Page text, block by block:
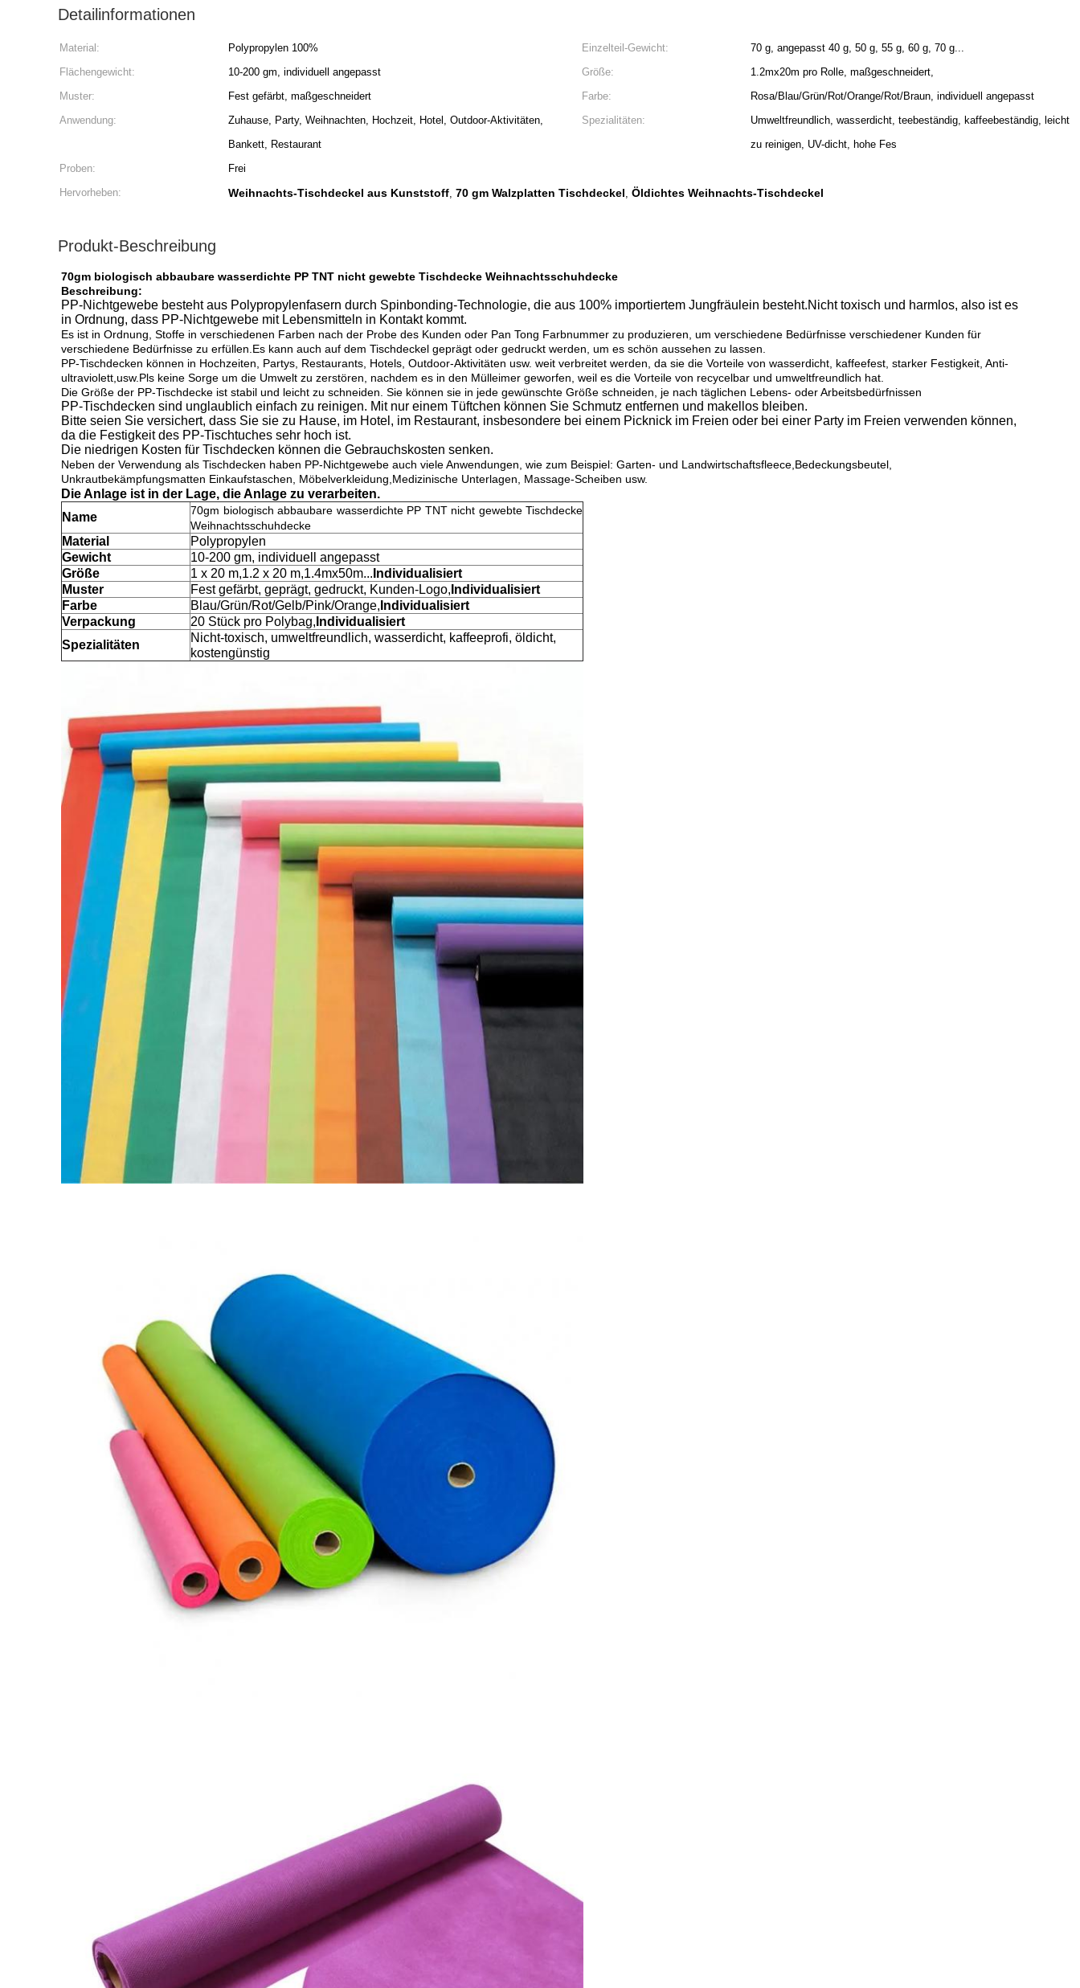
Detailinformationen
Material: Polypropylen 100% Einzelteil-Gewicht:
70 g, angepasst 40 g, 50 g, 55 g, 60 g, 70 g...
Flächengewicht:
10-200 gm, individuell angepasst Größe:
1.2mx20m pro Rolle, maßgeschneidert,
Muster:
Fest gefärbt, maßgeschneidert Farbe:
Rosa/Blau/Grün/Rot/Orange/Rot/Braun, individuell angepasst
Anwendung:
Zuhause, Party, Weihnachten, Hochzeit, Hotel, Outdoor-Aktivitäten,
Bankett, Restaurant
Spezialitäten:
Umweltfreundlich, wasserdicht, teebeständig, kaffeebeständig, leicht
zu reinigen, UV-dicht, hohe Fes
Proben:
Frei
Hervorheben:
Weihnachts-Tischdeckel aus Kunststoff, 70 gm Walzplatten Tischdeckel, Öldichtes Weihnachts-Tischdeckel
Produkt-Beschreibung
70gm biologisch abbaubare wasserdichte PP TNT nicht gewebte Tischdecke Weihnachtsschuhdecke
Beschreibung:
PP-Nichtgewebe besteht aus Polypropylenfasern durch Spinbonding-Technologie, die aus 100% importiertem Jungfräulein besteht.Nicht toxisch und harmlos, also ist es
in Ordnung, dass PP-Nichtgewebe mit Lebensmitteln in Kontakt kommt.
Es ist in Ordnung, Stoffe in verschiedenen Farben nach der Probe des Kunden oder Pan Tong Farbnummer zu produzieren, um verschiedene Bedürfnisse verschiedener Kunden für
verschiedene Bedürfnisse zu erfüllen.Es kann auch auf dem Tischdeckel geprägt oder gedruckt werden, um es schön aussehen zu lassen.
PP-Tischdecken können in Hochzeiten, Partys, Restaurants, Hotels, Outdoor-Aktivitäten usw. weit verbreitet werden, da sie die Vorteile von wasserdicht, kaffeefest, starker Festigkeit, Anti-
ultraviolett,usw.Pls keine Sorge um die Umwelt zu zerstören, nachdem es in den Mülleimer geworfen, weil es die Vorteile von recycelbar und umweltfreundlich hat.
Die Größe der PP-Tischdecke ist stabil und leicht zu schneiden. Sie können sie in jede gewünschte Größe schneiden, je nach täglichen Lebens- oder Arbeitsbedürfnissen
PP-Tischdecken sind unglaublich einfach zu reinigen. Mit nur einem Tüftchen können Sie Schmutz entfernen und makellos bleiben.
Bitte seien Sie versichert, dass Sie sie zu Hause, im Hotel, im Restaurant, insbesondere bei einem Picknick im Freien oder bei einer Party im Freien verwenden können,
da die Festigkeit des PP-Tischtuches sehr hoch ist.
Die niedrigen Kosten für Tischdecken können die Gebrauchskosten senken.
Neben der Verwendung als Tischdecken haben PP-Nichtgewebe auch viele Anwendungen, wie zum Beispiel: Garten- und Landwirtschaftsfleece,Bedeckungsbeutel,
Unkrautbekämpfungsmatten Einkaufstaschen, Möbelverkleidung,Medizinische Unterlagen, Massage-Scheiben usw.
Die Anlage ist in der Lage, die Anlage zu verarbeiten.
Name
70gm biologisch abbaubare wasserdichte PP TNT nicht gewebte Tischdecke
Weihnachtsschuhdecke
Material
Polypropylen
Gewicht
10-200 gm, individuell angepasst
Größe
1 x 20 m,1.2 x 20 m,1.4mx50m... Individualisiert
Muster
Fest gefärbt, geprägt, gedruckt, Kunden-Logo, Individualisiert
Farbe
Blau/Grün/Rot/Gelb/Pink/Orange, Individualisiert
Verpackung
20 Stück pro Polybag, Individualisiert
Spezialitäten
Nicht-toxisch, umweltfreundlich, wasserdicht, kaffeeprofi, öldicht,
kostengünstig